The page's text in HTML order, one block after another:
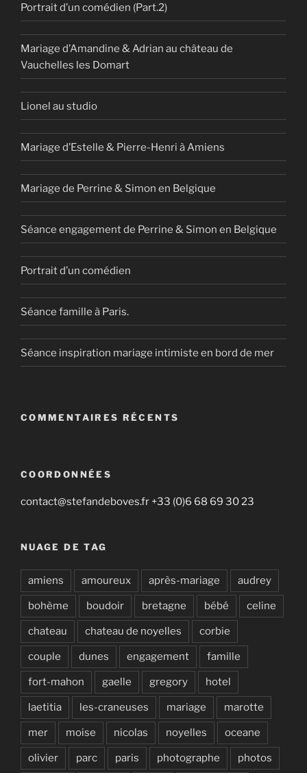
Portrait d’un comédien (Part.2)
Mariage d’Amandine & Adrian au château de
Vauchelles les Domart
Lionel au studio
Mariage d’Estelle & Pierre-Henri à Amiens
Mariage de Perrine & Simon en Belgique
Séance engagement de Perrine & Simon en Belgique
Portrait d’un comédien
Séance famille à Paris.
Séance inspiration mariage intimiste en bord de mer
COMMENTAIRES RÉCENTS
COORDONNÉES
contact@stefandeboves.fr +33 (0)6 68 69 30 23
NUAGE DE TAG
amiens amoureux après-mariage audrey
bohème boudoir bretagne bébé celine
chateau chateau de noyelles corbie
couple dunes engagement famille
fort-mahon gaelle gregory hotel
laetitia les-craneuses mariage marotte
mer moise nicolas noyelles oceane
olivier parc paris photographe photos